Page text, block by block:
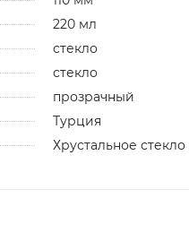
220 мл
стекло
стекло
прозрачный
Турция
Хрустальное стекло